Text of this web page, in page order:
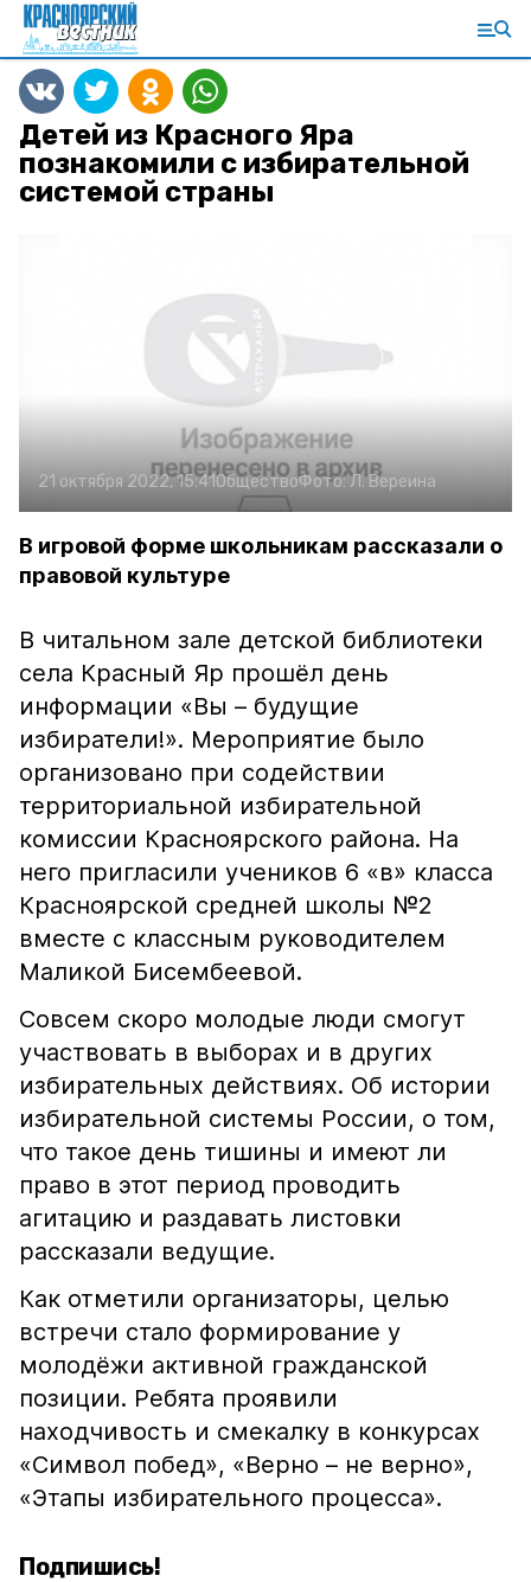
Детей из Красного Яра
познакомили с избирательной
системой страны
21 октября 2022, 15:41ОбществоФото:Л. Вереина
В игровой форме школьникам рассказали о
правовой культуре
В читальном зале детской библиотеки
села Красный Яр прошёл день
информации «Вы – будущие
избиратели!». Мероприятие было
организовано при содействии
территориальной избирательной
комиссии Красноярского района. На
него пригласили учеников 6 «в» класса
Красноярской средней школы №2
вместе с классным руководителем
Маликой Бисембеевой.
Совсем скоро молодые люди смогут
участвовать в выборах и в других
избирательных действиях. Об истории
избирательной системы России, о том,
что такое день тишины и имеют ли
право в этот период проводить
агитацию и раздавать листовки
рассказали ведущие.
Как отметили организаторы, целью
встречи стало формирование у
молодёжи активной гражданской
позиции. Ребята проявили
находчивость и смекалку в конкурсах
«Символ побед», «Верно – не верно»,
«Этапы избирательного процесса».
Подпишись!